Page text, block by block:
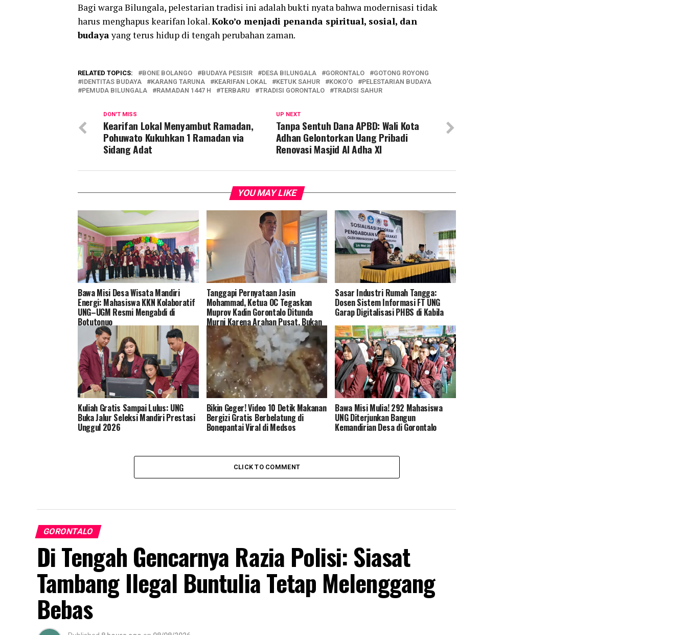
Bagi warga Bilungala, pelestarian tradisi ini adalah bukti nyata bahwa modernisasi tidak
harus menghapus kearifan lokal.Koko’o menjadi penanda spiritual, sosial, dan
budayayang terus hidup di tengah perubahan zaman.
RELATED TOPICS: BONE BOLANGO BUDAYA PESISIR DESA BILUNGALA GORONTALO
GOTONG ROYONG
IDENTITAS BUDAYA
KARANG TARUNA KEARIFAN LOKAL KETUK SAHUR KOKO’O
PELESTARIAN BUDAYA
PEMUDA BILUNGALA
RAMADAN 1447 H TERBARU TRADISI GORONTALO TRADISI SAHUR
UP NEXT
Tanpa Sentuh Dana APBD: Wali Kota
Adhan Gelontorkan Uang Pribadi
Renovasi Masjid Al Adha XI
DON'T MISS
Kearifan Lokal Menyambut Ramadan,
Pohuwato Kukuhkan 1 Ramadan via
Sidang Adat
YOU MAY LIKE
Bawa Misi Desa Wisata Mandiri
Energi: Mahasiswa KKN Kolaboratif
UNG–UGM Resmi Mengabdi di
Botutonuo
Tanggapi Pernyataan Jasin
Mohammad, Ketua OC Tegaskan
Muprov Kadin Gorontalo Ditunda
Murni Karena Arahan Pusat, Bukan
Masalah Finansial
Sasar Industri Rumah Tangga:
Dosen Sistem Informasi FT UNG
Garap Digitalisasi PHBS di Kabila
Kuliah Gratis Sampai Lulus: UNG
Buka Jalur Seleksi Mandiri Prestasi
Unggul 2026
Bikin Geger! Video 10 Detik Makanan
Bergizi Gratis Berbelatung di
Bonepantai Viral di Medsos
Bawa Misi Mulia! 292 Mahasiswa
UNG Diterjunkan Bangun
Kemandirian Desa di Gorontalo
CLICK TO COMMENT
GORONTALO
Di Tengah Gencarnya Razia Polisi: Siasat
Tambang Ilegal Buntulia Tetap Melenggang
Bebas